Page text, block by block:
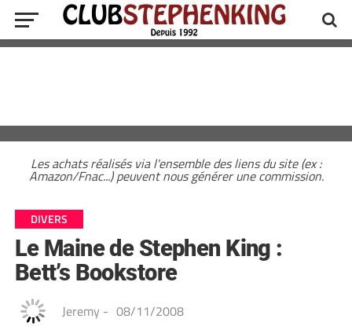
Les achats réalisés via l'ensemble des liens du site (ex :
Amazon/Fnac...) peuvent nous générer une commission.
DIVERS
Le Maine de Stephen King :
Bett’s Bookstore
Jeremy - 08/11/2008